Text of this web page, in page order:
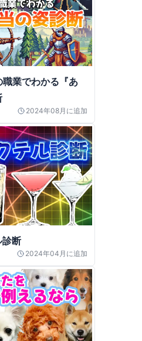
職業でわかる『あ
2024年08月 に追加
診断
2024年04月 に追加